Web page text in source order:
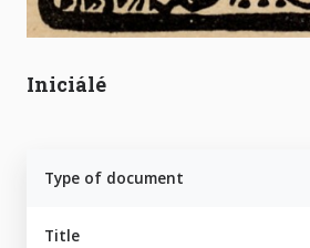
Iniciálé
Type of document
Title